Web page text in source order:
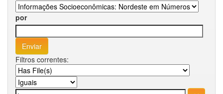
por
Filtros correntes: